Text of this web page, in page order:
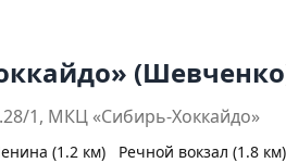
д.28/1, МКЦ «Сибирь-Хоккайдо»
(1.2 км) Речной вокзал (1.8 км)